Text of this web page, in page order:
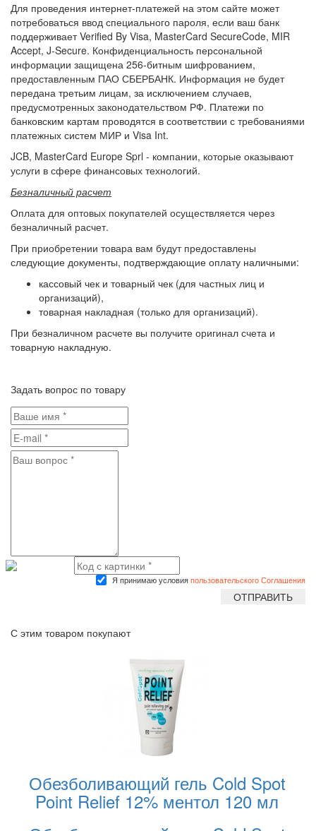
Для проведения интернет-платежей на этом сайте может
потребоваться ввод специального пароля, если ваш банк
поддерживает Verified By Visa, MasterCard SecureCode, MIR
Accept, J-Secure. Конфиденциальность персональной
информации защищена 256-битным шифрованием,
предоставленным ПАО СБЕРБАНК. Информация не будет
передана третьим лицам, за исключением случаев,
предусмотренных законодательством РФ. Платежи по
банковским картам проводятся в соответствии с требованиями
платежных систем МИР и Visa Int.
JCB, MasterCard Europe Sprl - компании, которые оказывают
услуги в сфере финансовых технологий.
Безналичный расчет
Оплата для оптовых покупателей осуществляется через
безналичный расчет.
При приобретении товара вам будут предоставлены
следующие документы, подтверждающие оплату наличными:
кассовый чек и товарный чек (для частных лиц и
организаций),
товарная накладная (только для организаций).
При безналичном расчете вы получите оригинал счета и
товарную накладную.
Задать вопрос по товару
Я принимаю условияпользовательского Соглашения
С этим товаром покупают
Обезболивающий гель Cold Spot
Point Relief 12% ментол 120 мл